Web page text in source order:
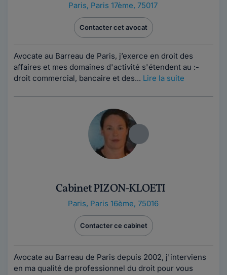
Paris, Paris 17ème, 75017
Contacter cet avocat
Avocate au Barreau de Paris, j’exerce en droit des
affaires et mes domaines d'activité s'étendent au :-
droit commercial, bancaire et des... Lire la suite
Cabinet PIZON-KLOETI
Paris, Paris 16ème, 75016
Contacter ce cabinet
Avocate au Barreau de Paris depuis 2002, j'interviens
en ma qualité de professionnel du droit pour vous